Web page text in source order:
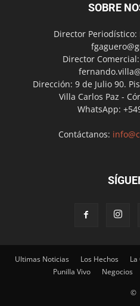
SOBRE
Director Periodístico:
Director
Dirección: 9 de Julio 90.
Villa Carlos Paz -
WhatsApp:
Contáctanos:
Ultimas Noticias Los Hechos La
Punilla Vivo
Negocios
©